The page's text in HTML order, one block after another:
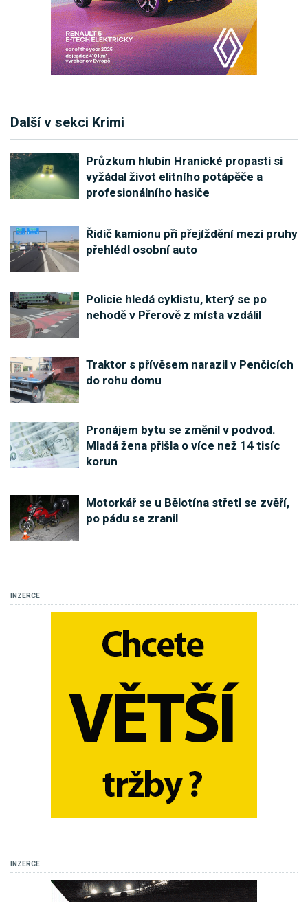
Další v sekci Krimi
Průzkum hlubin Hranické propasti si
vyžádal život elitního potápěče a
profesionálního hasiče
Řidič kamionu při přejíždění mezi pruhy
přehlédl osobní auto
Policie hledá cyklistu, který se po
nehodě v Přerově z místa vzdálil
Traktor s přívěsem narazil v Penčicích
do rohu domu
Pronájem bytu se změnil v podvod.
Mladá žena přišla o více než 14 tisíc
korun
Motorkář se u Bělotína střetl se zvěří,
po pádu se zranil
INZERCE
INZERCE